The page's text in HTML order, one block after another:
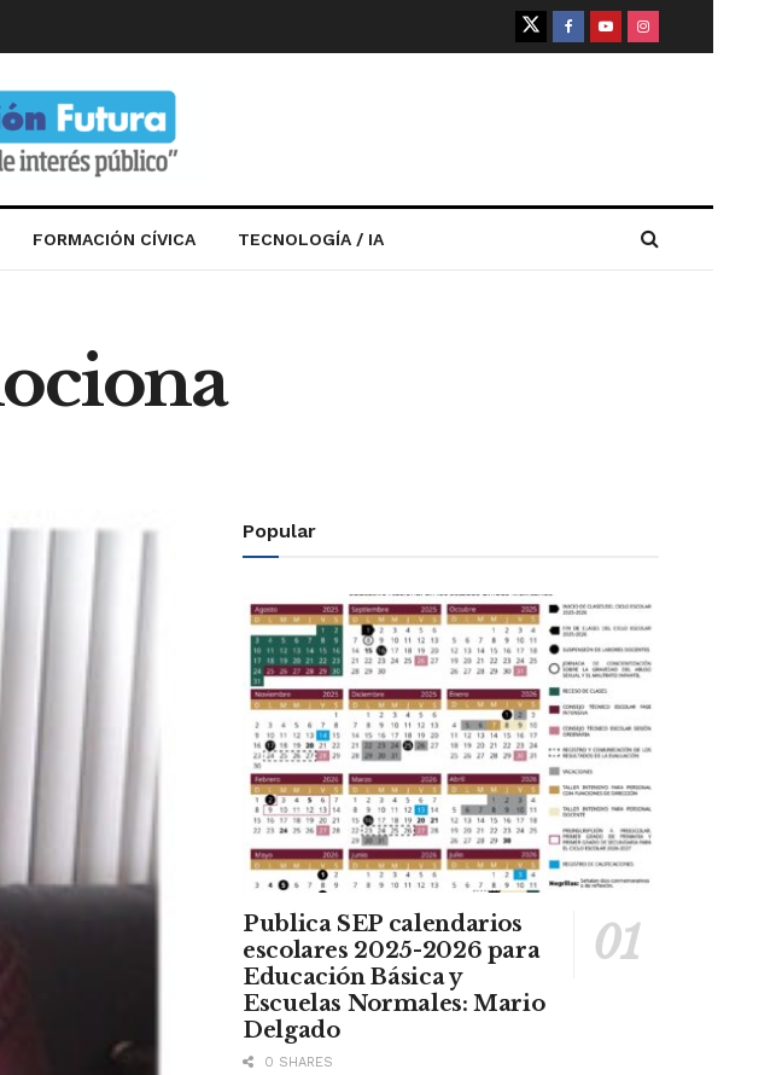
FORMACIÓN CÍVICA TECNOLOGÍA / IA
Popular
Publica SEP calendarios
escolares 2025-2026 para
Educación Básica y
Escuelas Normales: Mario
Delgado
0 SHARES